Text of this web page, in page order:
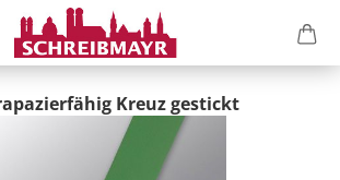
Kreuz gestickt